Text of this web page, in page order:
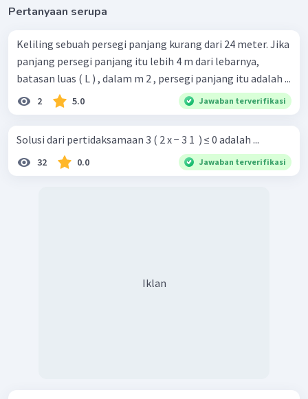
Pertanyaan serupa
Keliling sebuah persegi panjang kurang dari 24 meter. Jika
panjang persegi panjang itu lebih 4 m dari lebarnya,
batasan luas ( L ) , dalam m 2 , persegi panjang itu adalah ...
2 5.0 Jawaban terverifikasi
Solusi dari pertidaksamaan 3 ( 2 x − 3 1 ​ ) ≤ 0 adalah ...
32 0.0 Jawaban terverifikasi
Iklan